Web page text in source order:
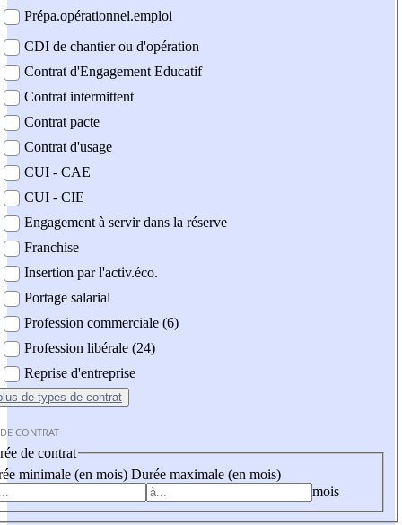
Prépa.opérationnel.emploi
CDI de chantier ou d'opération
Contrat d'Engagement Educatif
Contrat intermittent
Contrat pacte
Contrat d'usage
CUI - CAE
CUI - CIE
Engagement à servir dans la réserve
Franchise
Insertion par l'activ.éco.
Portage salarial
Profession commerciale (6)
Profession libérale (24)
Reprise d'entreprise
de types de contrat
CONTRAT
de contrat
minimale (en mois) Durée maximale (en mois)
mois